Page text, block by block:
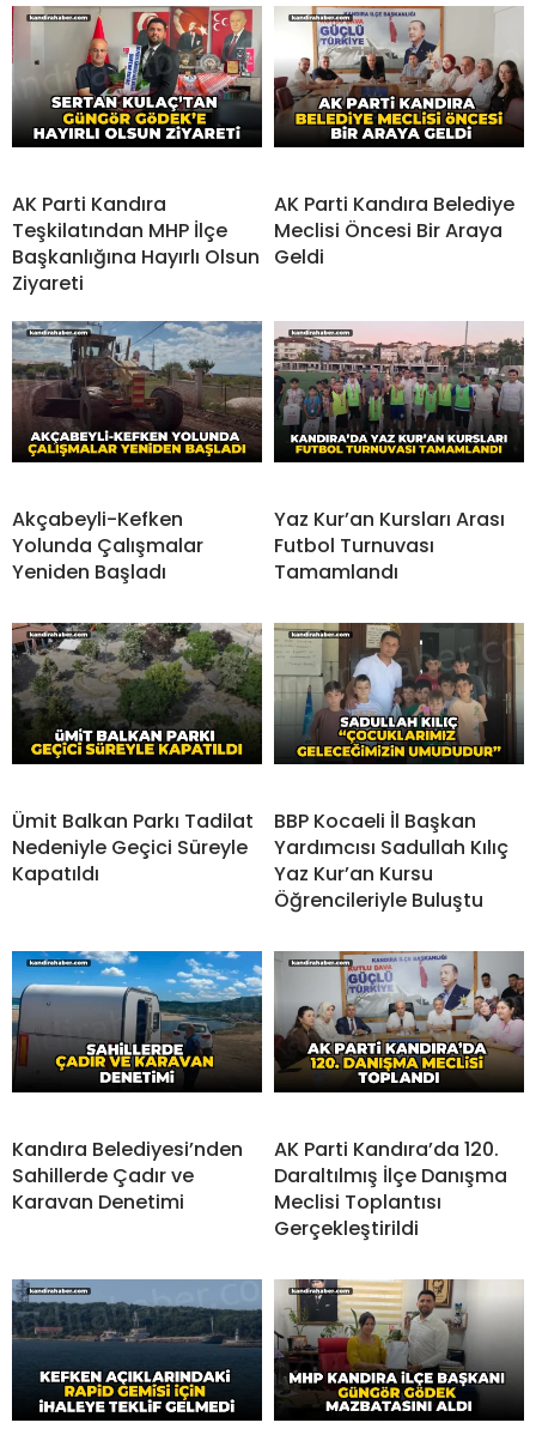
AK Parti Kandıra
Teşkilatından MHP İlçe
Başkanlığına Hayırlı Olsun
Ziyareti
AK Parti Kandıra Belediye
Meclisi Öncesi Bir Araya
Geldi
Akçabeyli-Kefken
Yolunda Çalışmalar
Yeniden Başladı
Yaz Kur’an Kursları Arası
Futbol Turnuvası
Tamamlandı
Ümit Balkan Parkı Tadilat
Nedeniyle Geçici Süreyle
Kapatıldı
BBP Kocaeli İl Başkan
Yardımcısı Sadullah Kılıç
Yaz Kur’an Kursu
Öğrencileriyle Buluştu
Kandıra Belediyesi’nden
Sahillerde Çadır ve
Karavan Denetimi
AK Parti Kandıra’da 120.
Daraltılmış İlçe Danışma
Meclisi Toplantısı
Gerçekleştirildi